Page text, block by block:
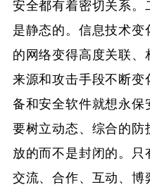
安全都有着密切关系
是静态的。信息技术
的网络变得高度关联
来源和攻击手段不断
备和安全软件就想永
要树立动态、综合的
放的而不是封闭的。
交流、合作、互动、